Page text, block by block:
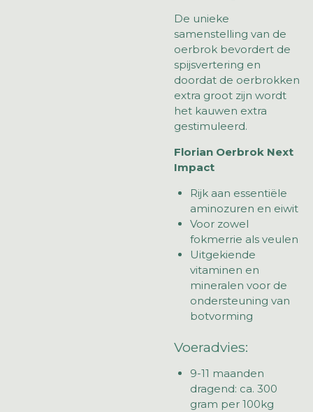
De unieke
samenstelling van de
oerbrok bevordert de
spijsvertering en
doordat de oerbrokken
extra groot zijn wordt
het kauwen extra
gestimuleerd.
Florian Oerbrok Next
Impact
Rijk aan essentiële
aminozuren en eiwit
Voor zowel
fokmerrie als veulen
Uitgekiende
vitaminen en
mineralen voor de
ondersteuning van
botvorming
Voeradvies:
9-11 maanden
dragend: ca. 300
gram per 100kg